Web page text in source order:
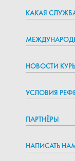
КАКАЯ
НОВОСТИ
УСЛОВИЯ
ПАРТНЁРЫ
НАПИСАТЬ